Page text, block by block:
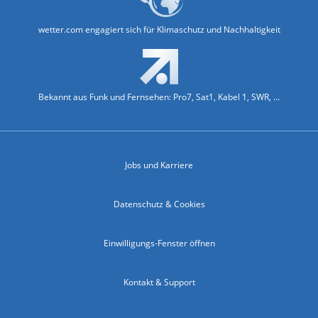
wetter.com engagiert sich für Klimaschutz und Nachhaltigkeit
Bekannt aus Funk und Fernsehen: Pro7, Sat1, Kabel 1, SWR, ...
Jobs und Karriere
Datenschutz & Cookies
Einwilligungs-Fenster öffnen
Kontakt & Support